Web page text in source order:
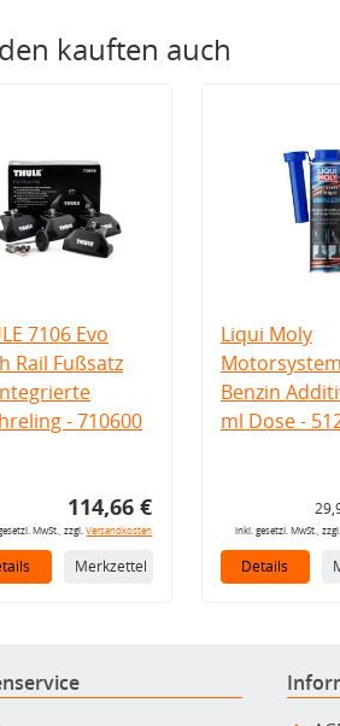
kauften auch
7106 Evo
Rail Fußsatz
- 710600
114,66 €
MwSt., zzgl.Versandkosten
Merkzettel
Liqui Moly
Benzin
ml Dose -
inkl. gesetzl. MwSt.,
Details